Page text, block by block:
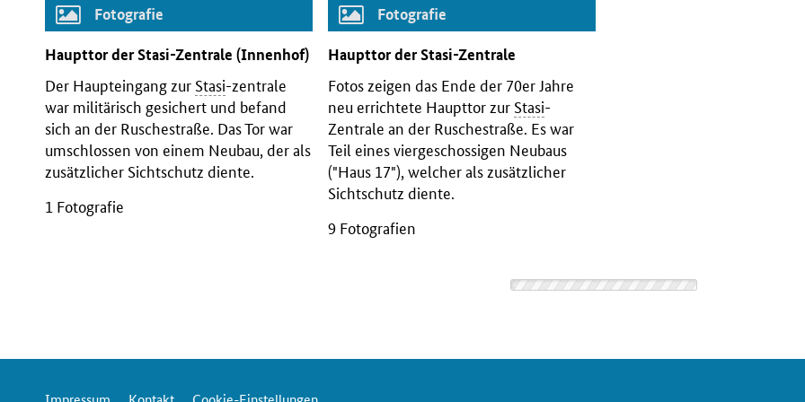
Fotografie
Haupttor derStasi-Zentrale (Innenhof)
Der Haupteingang zur Stasi-zentrale
war militärisch gesichert und befand
sich an der Ruschestraße. Das Tor war
umschlossen von einem Neubau, der als
zusätzlicher Sichtschutz diente.
1 Fotografie
Fotografie
Haupttor derStasi-Zentrale
Fotos zeigen das Ende der 70er Jahre
neu errichtete Haupttor zur Stasi-
Zentrale an der Ruschestraße. Es war
Teil eines viergeschossigen Neubaus
("Haus 17"), welcher als zusätzlicher
Sichtschutz diente.
9 Fotografien